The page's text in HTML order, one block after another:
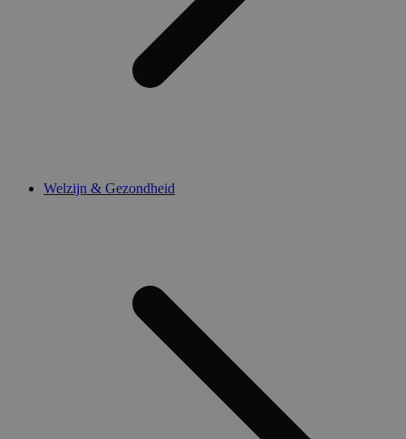
Welzijn & Gezondheid